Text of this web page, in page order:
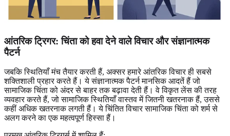
आंतरिक ट्रिगर: चिंता को हवा देने वाले विचार और संज्ञानात्मक
पैटर्न
जबकि स्थितियाँ मंच तैयार करती हैं, अक्सर हमारे आंतरिक विचार ही सबसे
शक्तिशाली प्रहार करते हैं। ये संज्ञानात्मक पैटर्न मानसिक आदतें हैं जो
सामाजिक चिंता को अंदर से बाहर तक बढ़ावा देती हैं। वे विकृत लेंस की तरह
व्यवहार करते हैं, जो सामाजिक स्थितियाँ वास्तव में जितनी खतरनाक हैं, उससे
कहीं अधिक खतरनाक लगती हैं। ये चिंतित विचार सामाजिक चिंता को शर्म से
अलग करने का एक महत्वपूर्ण हिस्सा हैं।